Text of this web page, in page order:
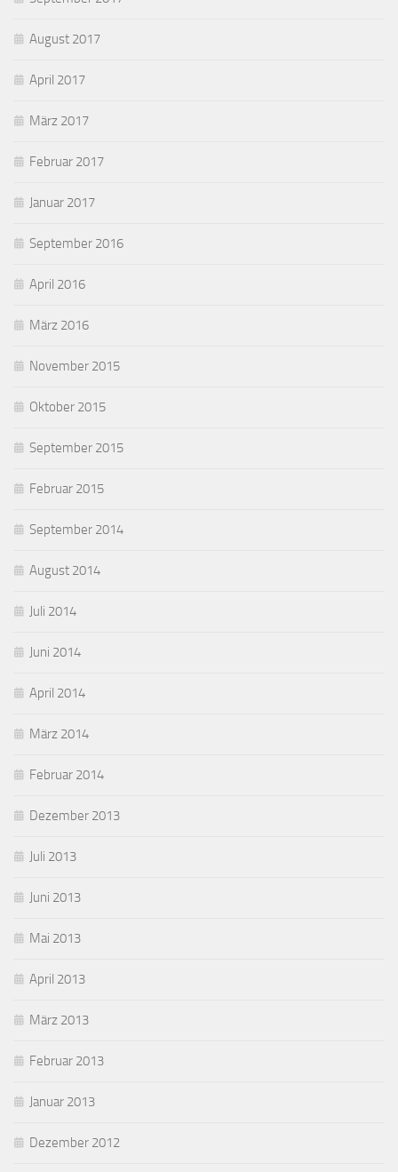
August 2017
April 2017
März 2017
Februar 2017
Januar 2017
September 2016
April 2016
März 2016
November 2015
Oktober 2015
September 2015
Februar 2015
September 2014
August 2014
Juli 2014
Juni 2014
April 2014
März 2014
Februar 2014
Dezember 2013
Juli 2013
Juni 2013
Mai 2013
April 2013
März 2013
Februar 2013
Januar 2013
Dezember 2012